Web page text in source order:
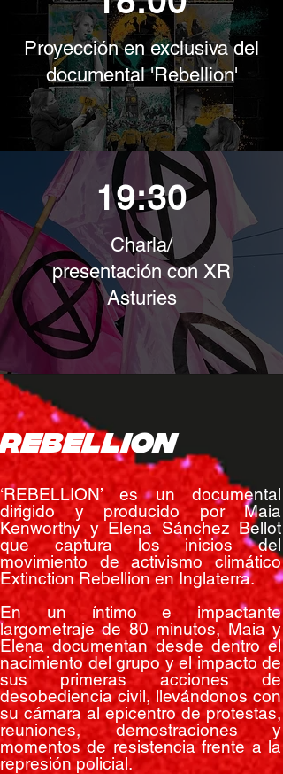
Proyección en exclusiva del
documental 'Rebellion'
19:30
Charla/
presentación con XR
Asturies
REBELLION
‘REBELLION’ es un documental
dirigido y producido por Maia
Kenworthy y Elena Sánchez Bellot
que captura los inicios del
movimiento de activismo climático
Extinction Rebellion en Inglaterra.
En un íntimo e impactante
largometraje de 80 minutos, Maia y
Elena documentan desde dentro el
nacimiento del grupo y el impacto de
sus primeras acciones de
desobediencia civil, llevándonos con
su cámara al epicentro de protestas,
reuniones, demostraciones y
momentos de resistencia frente a la
represión policial.